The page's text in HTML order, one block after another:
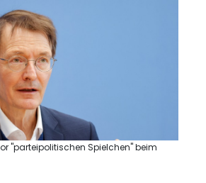
"parteipolitischen Spielchen" beim